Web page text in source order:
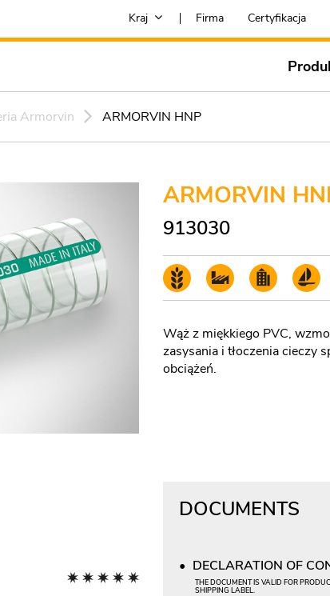
Kraj Firma Certyfikacja
Armorvin ARMORVIN HNP
ARMORVIN
913030
Wąż z miękkiego PVC,
zasysania i tłoczenia cieczy
obciążeń.
DOCUMENTS
DECLARATION OF
THE DOCUMENT IS VALID FOR
SHIPPING LABEL.